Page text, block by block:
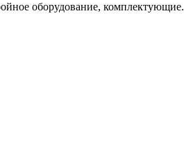
оборудование, комплектующие.